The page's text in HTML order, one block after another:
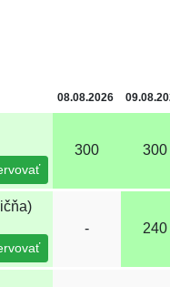
08.08.2026
300 300
- 240